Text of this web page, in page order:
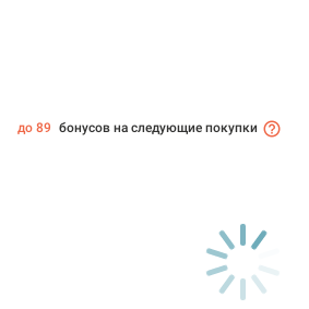
до 89 бонусов на следующие покупки